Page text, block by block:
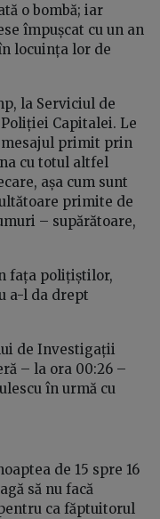
o bombă; iar
împușcat cu un an
locuința lor de
la Serviciul de
Capitalei. Le
mesajul primit prin
cu totul altfel
așa cum sunt
primite de
– supărătoare,
fața polițiștilor,
a-l da drept
de Investigații
– la ora 00:26 –
în urmă cu
de 15 spre 16
să nu facă
ca făptuitorul